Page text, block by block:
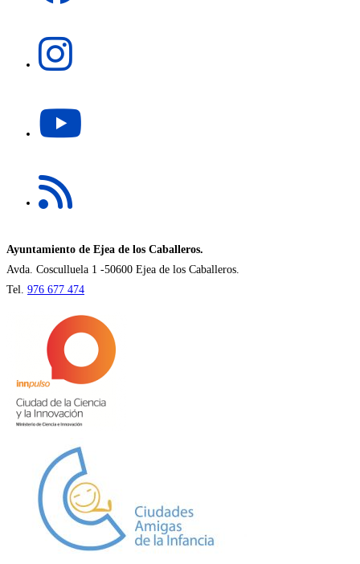
abre
nueva
pestaña
en
nueva
pestaña
Ayuntamiento de Ejea de los Caballeros.
Avda. Cosculluela 1 -50600 Ejea de los Caballeros.
Tel. 976 677 474